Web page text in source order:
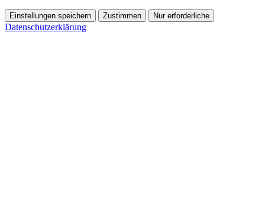
Einstellungen speichern Zustimmen Nur erforderliche
Datenschutzerklärung